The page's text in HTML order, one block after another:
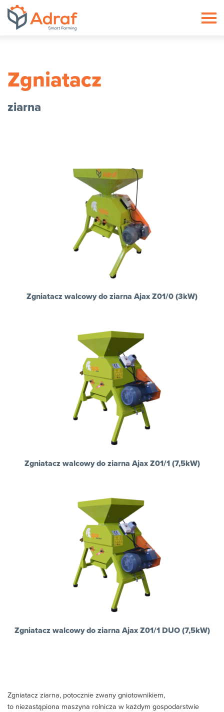
Zgniatacz
ziarna
Zgniatacz walcowy do ziarna Ajax Z01/0 (3kW)
Zgniatacz walcowy do ziarna Ajax Z01/1 (7,5kW)
Zgniatacz walcowy do ziarna Ajax Z01/1 DUO (7,5kW)
Zgniatacz ziarna, potocznie zwany gniotownikiem,
to niezastąpiona maszyna rolnicza w każdym gospodarstwie
ADRAF // Producent maszyn